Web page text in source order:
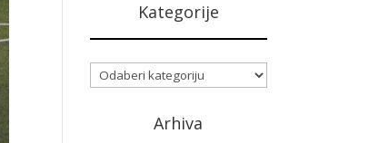
Kategorije
Kategorije
Arhiva